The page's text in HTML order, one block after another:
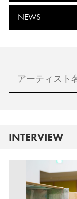
NEWS
INTERVIEW